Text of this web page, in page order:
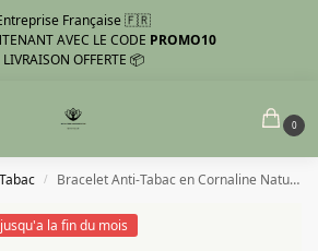
Française 🇫🇷
AVEC LE CODE PROMO10
LIVRAISON OFFERTE 📦
0
/ Bracelet Anti-Tabac en Cornaline Naturelle
la fin du mois